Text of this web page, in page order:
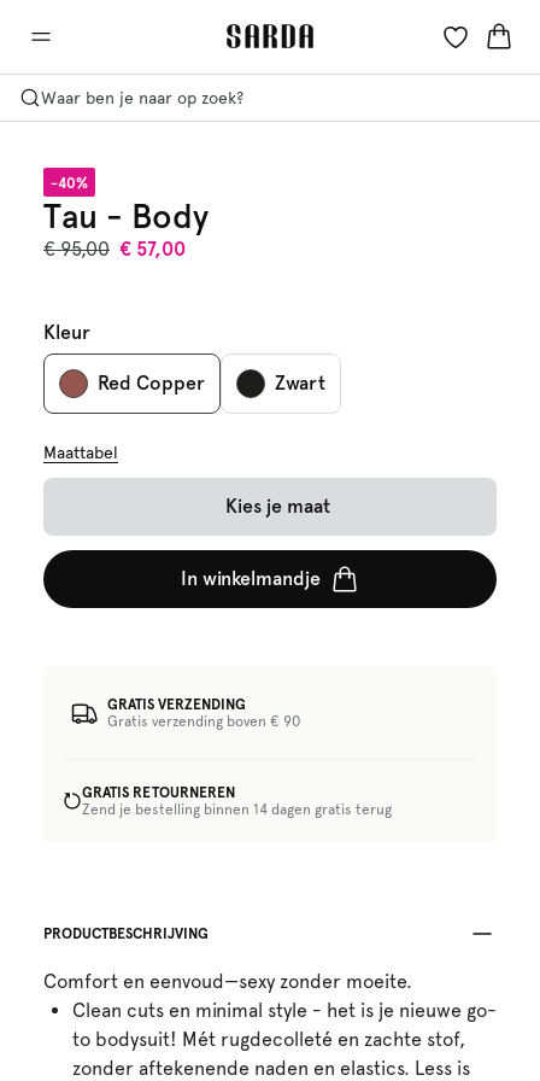
Waar ben je naar op zoek?
-40%
Tau - Body
€ 95,00 € 57,00
Kleur
Red Copper Zwart
Maattabel
Kies je maat
In winkelmandje
GRATIS VERZENDING
Gratis verzending boven € 90
GRATIS RETOURNEREN
Zend je bestelling binnen 14 dagen gratis terug
PRODUCTBESCHRIJVING
Comfort en eenvoud—sexy zonder moeite.
Clean cuts en minimal style - het is je nieuwe go-
to bodysuit! Mét rugdecolleté en zachte stof,
zonder aftekenende naden en elastics. Less is